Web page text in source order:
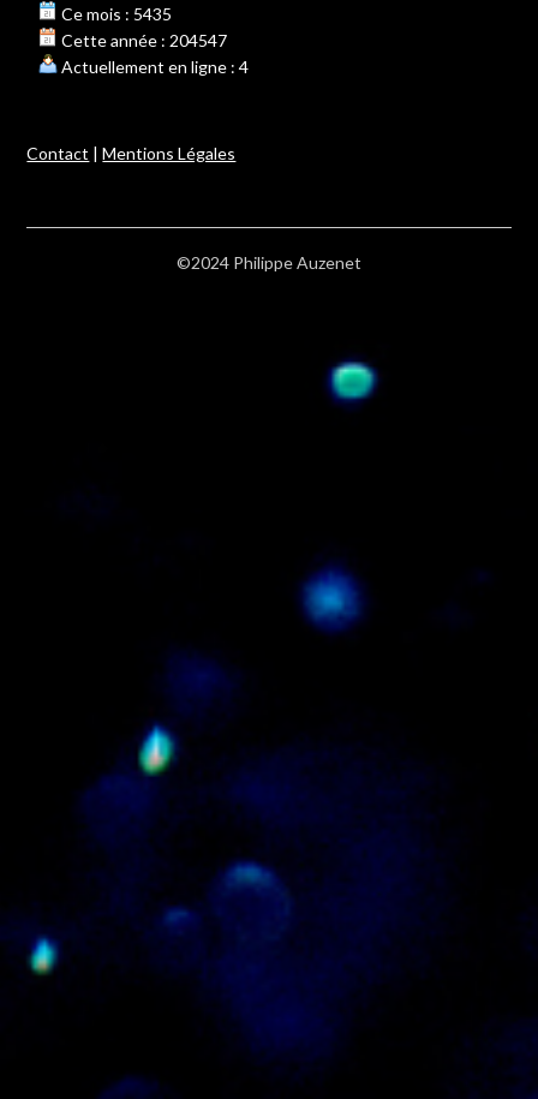
Ce mois : 5435
Cette année : 204547
Actuellement en ligne : 4
Contact |Mentions Légales
©2024 Philippe Auzenet